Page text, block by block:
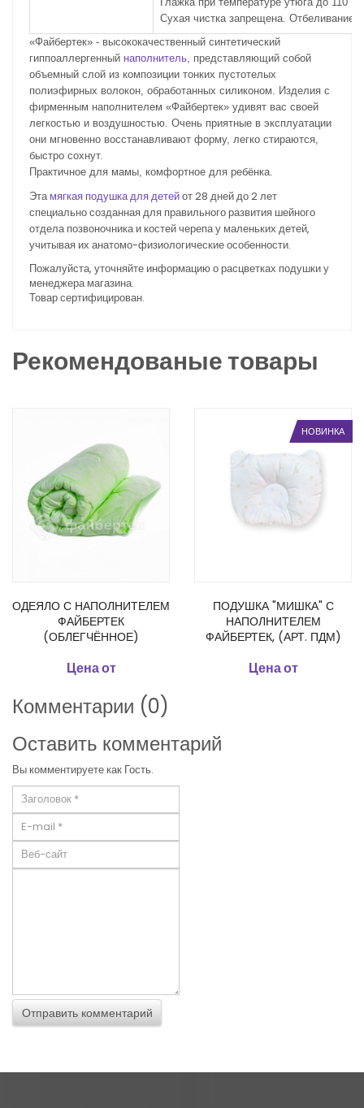
Сухая чистка запрещена. Отбеливание
«Файбертек» - высококачественный синтетический
гиппоаллергенный наполнитель, представляющий собой
объемный слой из композиции тонких пустотелых
полиэфирных волокон, обработанных силиконом. Изделия с
фирменным наполнителем «Файбертек» удивят вас своей
легкостью и воздушностью. Очень приятные в эксплуатации
они мгновенно восстанавливают форму, легко стираются,
быстро сохнут.
Практичное для мамы, комфортное для ребёнка.
Этамягкая подушка для детейот 28 дней до 2 лет
специально созданная для правильного развития шейного
отдела позвоночника и костей черепа у маленьких детей,
учитывая их анатомо-физиологические особенности.
Пожалуйста, уточняйте информацию о расцветках подушки у
менеджера магазина.
Товар сертифицирован.
Рекомендованые товары
ОДЕЯЛО С НАПОЛНИТЕЛЕМ
ФАЙБЕРТЕК
(ОБЛЕГЧЁННОЕ)
Цена от
НОВИНКА
ПОДУШКА "МИШКА" С
НАПОЛНИТЕЛЕМ
ФАЙБЕРТЕК, (АРТ. ПДМ)
Цена от
Комментарии (0)
Оставить комментарий
Вы комментируете как Гость.